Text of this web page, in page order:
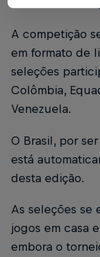
A competição
em formato de
seleções
Colômbia,
Venezuela.
O Brasil, por
está
desta edição.
As seleções se
jogos em casa
embora o